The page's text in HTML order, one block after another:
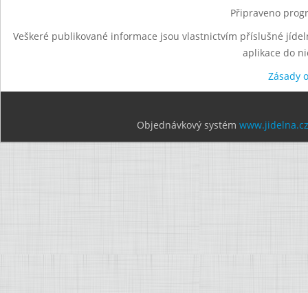
Připraveno
Veškeré publikované informace jsou vlastnictvím příslušné
aplikace do
Zásady
Objednávkový systém www.jidelna.cz